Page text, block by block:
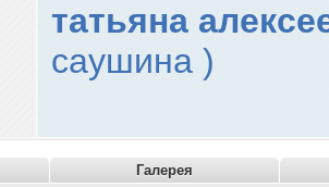
татьяна
саушина )
Галерея